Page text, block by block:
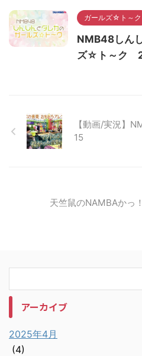
ガールズ☆ト～ク
NMB48しん
ズ☆ト～ク
【動画/実況】
15
天竺鼠のNAMBAかっ
アーカイブ
2025年4月
(4)